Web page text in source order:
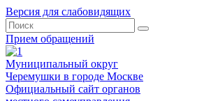
Версия для слабовидящих
Прием обращений
Муниципальный округ
Черемушки в городе Москве
Официальный сайт органов